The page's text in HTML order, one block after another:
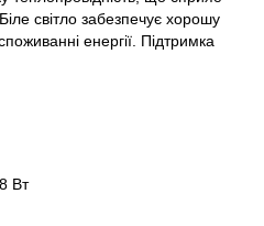
світло забезпечує хорошу
енергії. Підтримка
Вт